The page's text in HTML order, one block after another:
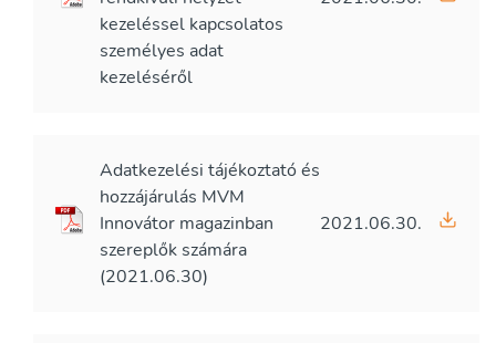
kezeléssel kapcsolatos
személyes adat
kezeléséről
Adatkezelési tájékoztató és
hozzájárulás MVM
Innovátor magazinban
szereplők számára
(2021.06.30)
2021.06.30.